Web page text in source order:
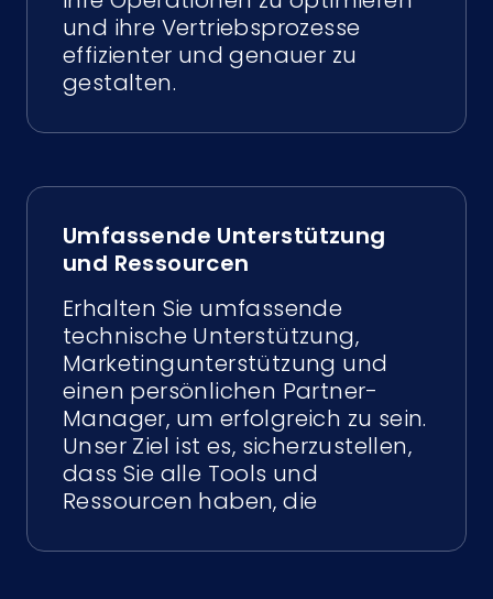
und ihre Vertriebsprozesse
effizienter und genauer zu
gestalten.
Umfassende Unterstützung
und Ressourcen
Erhalten Sie umfassende
technische Unterstützung,
Marketingunterstützung und
einen persönlichen Partner-
Manager, um erfolgreich zu sein.
Unser Ziel ist es, sicherzustellen,
dass Sie alle Tools und
Ressourcen haben, die